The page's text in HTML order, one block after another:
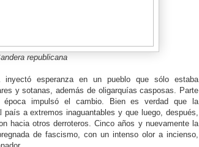
republicana
esperanza en un pueblo que sólo estaba
y sotanas, además de oligarquías casposas. Parte
impulsó el cambio. Bien es verdad que la
país a extremos inaguantables y que luego, después,
hacia otros derroteros. Cinco años y nuevamente la
de fascismo, con un intenso olor a incienso,